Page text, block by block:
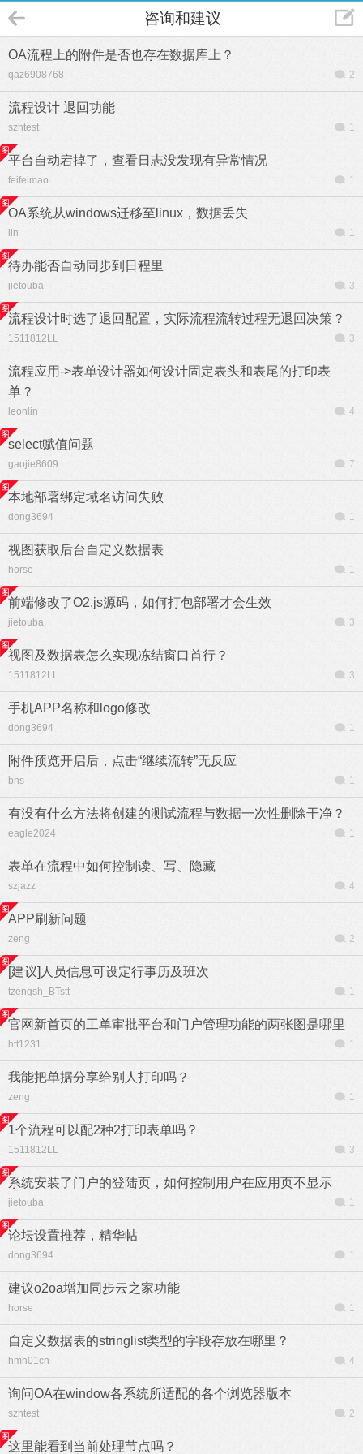
咨询和建议
OA流程上的附件是否也存在数据库上？
qaz6908768 2
流程设计 退回功能
szhtest 1
平台自动宕掉了，查看日志没发现有异常情况
feifeimao 1
OA系统从windows迁移至linux，数据丢失
lin 1
待办能否自动同步到日程里
jietouba 3
流程设计时选了退回配置，实际流程流转过程无退回决策？
1511812LL 3
流程应用->表单设计器如何设计固定表头和表尾的打印表
单？
leonlin 4
select赋值问题
gaojie8609 7
本地部署绑定域名访问失败
dong3694 1
视图获取后台自定义数据表
horse 1
前端修改了O2.js源码，如何打包部署才会生效
jietouba 3
视图及数据表怎么实现冻结窗口首行？
1511812LL 3
手机APP名称和logo修改
dong3694 1
附件预览开启后，点击“继续流转”无反应
bns 1
有没有什么方法将创建的测试流程与数据一次性删除干净？
eagle2024 1
表单在流程中如何控制读、写、隐藏
szjazz 4
APP刷新问题
zeng 2
[建议]人员信息可设定行事历及班次
tzengsh_BTstt 1
官网新首页的工单审批平台和门户管理功能的两张图是哪里
htt1231 1
我能把单据分享给别人打印吗？
zeng 1
1个流程可以配2种2打印表单吗？
1511812LL 3
系统安装了门户的登陆页，如何控制用户在应用页不显示
jietouba 1
论坛设置推荐，精华帖
dong3694 1
建议o2oa增加同步云之家功能
horse 1
自定义数据表的stringlist类型的字段存放在哪里？
hmh01cn 4
询问OA在window各系统所适配的各个浏览器版本
szhtest 2
这里能看到当前处理节点吗？